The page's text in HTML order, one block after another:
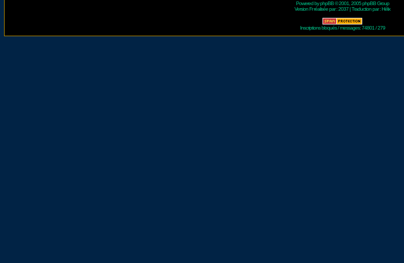
Powered byphpBB© 2001, 2005 phpBB Group
Version Fr réalisée par :2037 | Traduction par :Hélix
Inscriptions bloqués / messages: 74801 / 279